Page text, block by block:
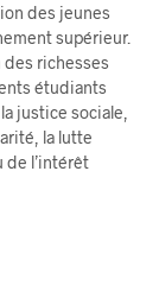
des jeunes
supérieur.
des richesses
étudiants
justice sociale,
la lutte
de l’intérêt